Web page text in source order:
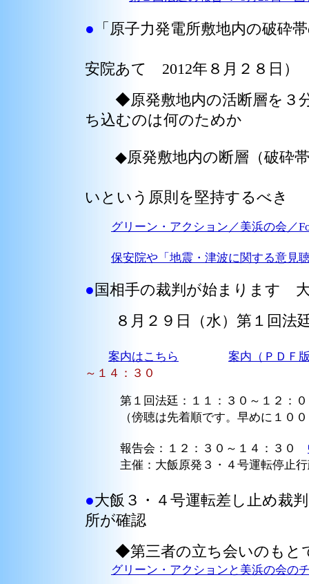
● 「原子力発電所敷地内の破砕
安院あて 2012年８月２８日）
◆原発敷地内の活断層を３分
ち込むのは何のためか
◆原発敷地内の断層（破砕帯
いという原則を堅持するべき
グリーン・アクション／美浜の会／
保安院や「地震・津波に関する意見
● 国相手の裁判が始まります
８月２９日（水）第１回法
案内はこちら
案内（ＰＤＦ
～１４：３０
第１回法廷：１１：３０～１２：
（傍聴は先着順です。早めに１００
報告会：１２：３０～１４：３０
主催：大飯原発３・４号運転停止行
●大飯３・４号運転差し止め
所が確認
◆第三者の立ち会いのもと
グリーン・アクションと美浜の会